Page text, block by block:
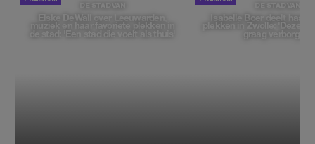
DE STAD VAN
Elske DeWall over Leeuwarden,
muziek en haar favoriete plekken in
de stad: 'Een stad die voelt als thuis'
DE STAD VAN
Isabelle Boer deelt haar
plekken in Zwolle: 'Deze
graag verborgen'